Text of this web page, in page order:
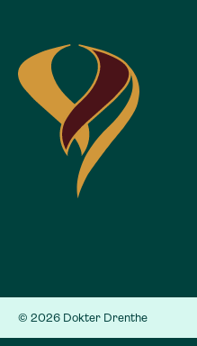
© 2026 Dokter Drenthe